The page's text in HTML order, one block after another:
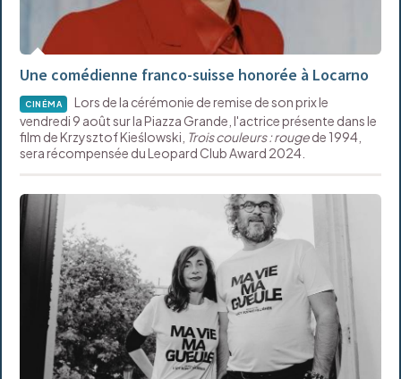
Une comédienne franco-suisse honorée à Locarno
CINÉMA
Lors de la cérémonie de remise de son prix le
vendredi 9 août sur la Piazza Grande, l'actrice présente dans le
film de Krzysztof Kieślowski, Trois couleurs : rougede 1994,
sera récompensée du Leopard Club Award 2024.